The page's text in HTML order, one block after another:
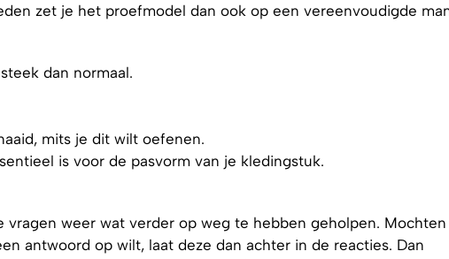
zet je het proefmodel dan ook op een vereenvoudigde
dan normaal.
mits je dit wilt oefenen.
is voor de pasvorm van je kledingstuk.
weer wat verder op weg te hebben geholpen.
antwoord op wilt, laat deze dan achter in de reacties. Dan